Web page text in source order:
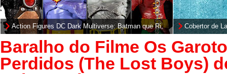
Action Figures DC Dark Multiverse: Batman que Ri,
Super-Homem Infectado, Batman Metal, Robin Terra-
22 e The Merciless
Cobertor de
Baralho do Filme Os
Perdidos (The Lost Boys)